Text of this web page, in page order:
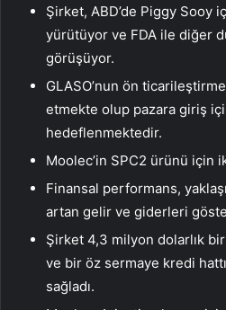
Şirket, ABD’de Piggy Sooy
yürütüyor ve FDA ile diğer
görüşüyor.
GLASO’nun ön
etmekte olup pazara giriş
hedeflenmektedir.
Moolec’in SPC2 ürünü için
Finansal performans,
artan gelir ve giderleri
Şirket 4,3 milyon dolarlık
ve bir öz sermaye kredi
sağladı.